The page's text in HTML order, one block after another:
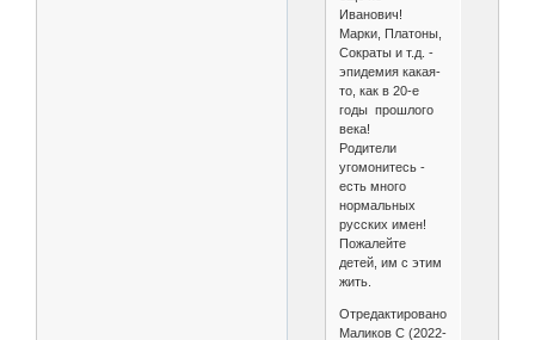
Иванович!
Марки, Платоны,
Сократы и т.д. -
эпидемия какая-
то, как в 20-е
годы прошлого
века!
Родители
угомонитесь -
есть много
нормальных
русских имен!
Пожалейте
детей, им с этим
жить.
Отредактировано
Маликов С (2022-